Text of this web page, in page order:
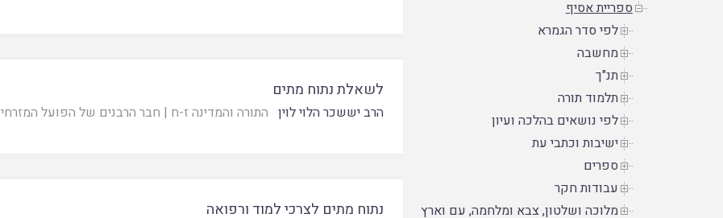
לשאלת נתוח מתים
הרב יששכר הלוי לוין התורה והמדינה ז-ח | חבר הרבנים של הפועל המזרחי
נתוח מתים לצרכי למוד ורפואה
ספריית אסיף
לפי סדר הגמרא
מחשבה
תנ"ך
תלמוד תורה
לפי נושאים בהלכה ועיון
ישיבות וכתבי עת
ספרים
עבודות חקר
מלוכה ושלטון, צבא ומלחמה, עם וארץ